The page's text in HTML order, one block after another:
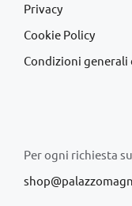
Privacy
Cookie Policy
Condizioni generali
Per ogni richiesta